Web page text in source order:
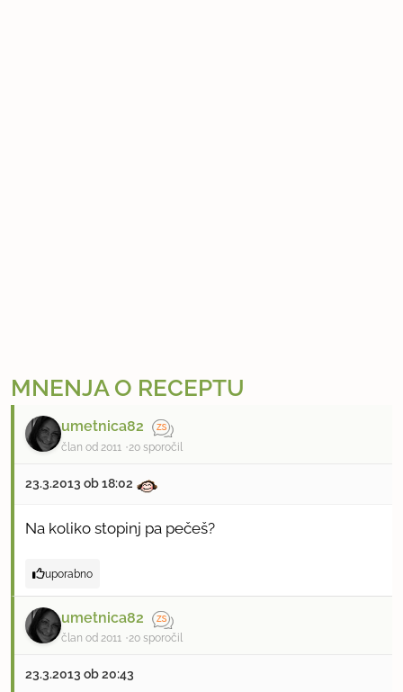
MNENJA O RECEPTU
umetnica82
član od 2011 20 sporočil
23.3.2013 ob 18:02
Na koliko stopinj pa pečeš?
uporabno
umetnica82
član od 2011 20 sporočil
23.3.2013 ob 20:43